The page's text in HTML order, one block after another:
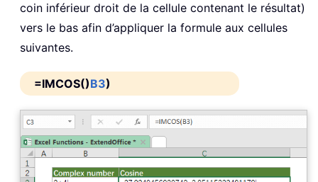
coin inférieur droit de la cellule contenant le résultat)
vers le bas afin d’appliquer la formule aux cellules
suivantes.
=IMCOS()B3)